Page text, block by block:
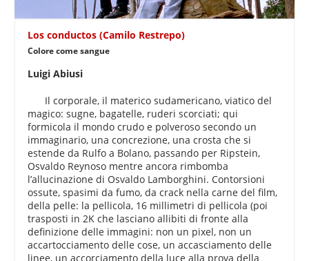
Los conductos (Camilo Restrepo)
Colore come sangue
Luigi Abiusi
Il corporale, il materico sudamericano, viatico del
magico: sugne, bagatelle, ruderi scorciati; qui
formicola il mondo crudo e polveroso secondo un
immaginario, una concrezione, una crosta che si
estende da Rulfo a Bolano, passando per Ripstein,
Osvaldo Reynoso mentre ancora rimbomba
l’allucinazione di Osvaldo Lamborghini. Contorsioni
ossute, spasimi da fumo, da crack nella carne del film,
della pelle: la pellicola, 16 millimetri di pellicola (poi
trasposti in 2K che lasciano allibiti di fronte alla
definizione delle immagini: non un pixel, non un
accartocciamento delle cose, un accasciamento delle
linee, un accorciamento della luce alla prova della